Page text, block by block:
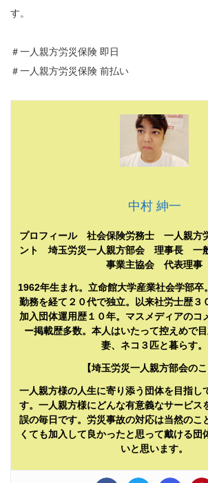
す。
＃一人親方労災保険 即日
＃一人親方労災保険 前払い
中村 紳一
プロフィール 社会保険労務士 一人親方
ント 埼玉労災一人親方部会 理事長 一
事業主協会 代表理事
1962年生まれ。立命館大学産業社会学部卒
勤務を経て２０代で独立。以来社労士歴３
加入団体運用歴１０年。マスメディアのコ
ー掲載歴多数。本人はいたって控えめで目
妻、ネコ３匹と暮らす。
【埼玉労災一人親方部会のこ
一人親方様の人生に寄り添う団体を目指し
す。一人親方様にどんな有意義なサービス
誤の毎日です。労災事故の対応は当然のこ
くても加入して良かったと思って戴ける団
いと思います。